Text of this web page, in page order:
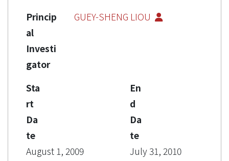
Princip
al
Investi
gator
GUEY-SHENG LIOU
Sta
rt
Da
te
August 1, 2009
En
d
Da
te
July 31, 2010